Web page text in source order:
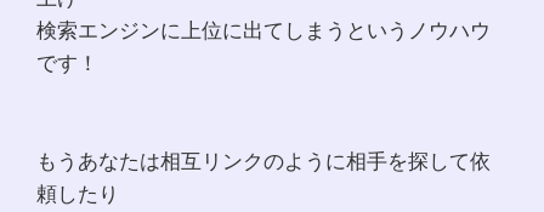
検索エンジンに上位に出てしまうというノウハウ
です！
もうあなたは相互リンクのように相手を探して依
頼したり